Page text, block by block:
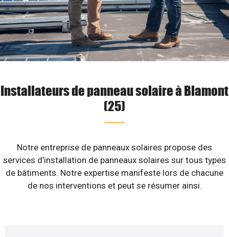
Installateurs de panneau solaire à Blamont
(25)
Notre entreprise de panneaux solaires propose des
services d’installation de panneaux solaires sur tous types
de bâtiments. Notre expertise manifeste lors de chacune
de nos interventions et peut se résumer ainsi.